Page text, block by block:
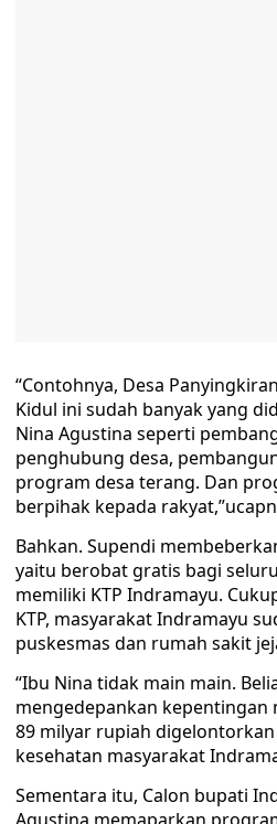
“Contohnya, Desa
Kidul ini sudah banyak yang
Nina Agustina seperti
penghubung desa,
program desa terang. Dan
berpihak kepada
Bahkan. Supendi
yaitu berobat gratis bagi
memiliki KTP Indramayu.
KTP, masyarakat Indramayu
puskesmas dan rumah sakit
“Ibu Nina tidak main main.
mengedepankan kepentingan
89 milyar rupiah
kesehatan masyarakat
Sementara itu, Calon bupati